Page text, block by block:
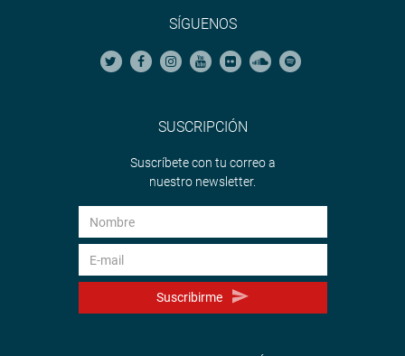
SÍGUENOS
SUSCRIPCIÓN
Suscríbete con tu correo a
nuestro newsletter.
Suscribirme